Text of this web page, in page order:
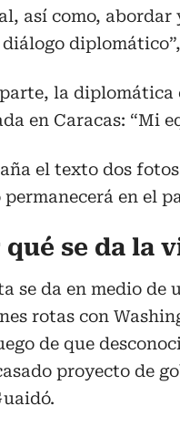
así como, abordar
la diplomática
en Caracas: “Mi
el texto dos
en el
qué se da la
se da en medio de
rotas con
de que
proyecto de